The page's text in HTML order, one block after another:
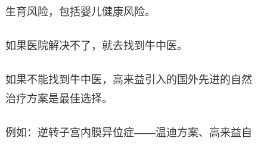
生育风险，包括婴儿健康风险。
如果医院解决不了，就去找到牛中医。
如果不能找到牛中医，高来益引入的国外先进的自然
治疗方案是最佳选择。
例如：逆转子宫内膜异位症——温迪方案、高来益自